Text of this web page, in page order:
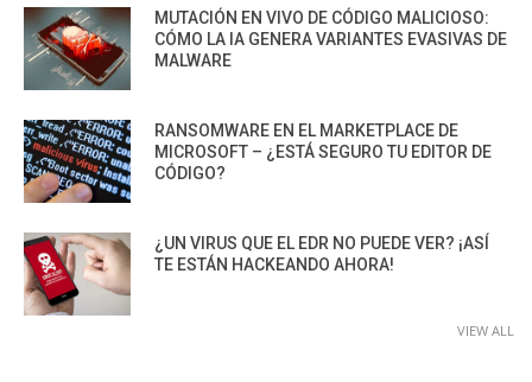
MUTACIÓN EN VIVO DE CÓDIGO MALICIOSO:
CÓMO LA IA GENERA VARIANTES EVASIVAS DE
MALWARE
RANSOMWARE EN EL MARKETPLACE DE
MICROSOFT – ¿ESTÁ SEGURO TU EDITOR DE
CÓDIGO?
¿UN VIRUS QUE EL EDR NO PUEDE VER? ¡ASÍ
TE ESTÁN HACKEANDO AHORA!
VIEW ALL